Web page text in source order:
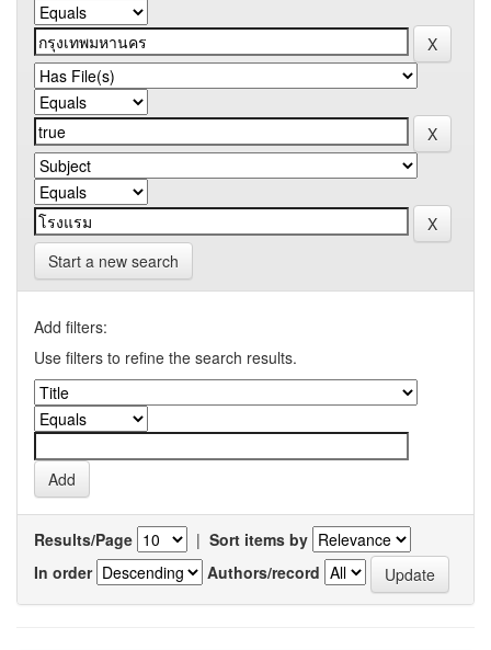
Start a new search
Add filters:
Use filters to refine the search results.
Results/Page | Sort items by
In order
Authors/record